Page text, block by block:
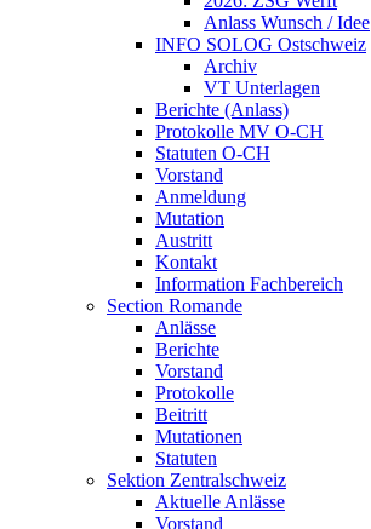
Anlass Wunsch / Idee
INFO SOLOG Ostschweiz
Archiv
VT Unterlagen
Berichte (Anlass)
Protokolle MV O-CH
Statuten O-CH
Vorstand
Anmeldung
Mutation
Austritt
Kontakt
Information Fachbereich
Section Romande
Anlässe
Berichte
Vorstand
Protokolle
Beitritt
Mutationen
Statuten
Sektion Zentralschweiz
Aktuelle Anlässe
Vorstand